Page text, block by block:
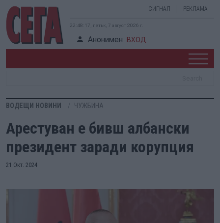
СИГНАЛ РЕКЛАМА
22:48:18, петък, 7 август 2026 г.
Анонимен ВХОД
ВОДЕЩИ НОВИНИ ЧУЖБИНА
Арестуван е бивш албански
президент заради корупция
21 Окт. 2024